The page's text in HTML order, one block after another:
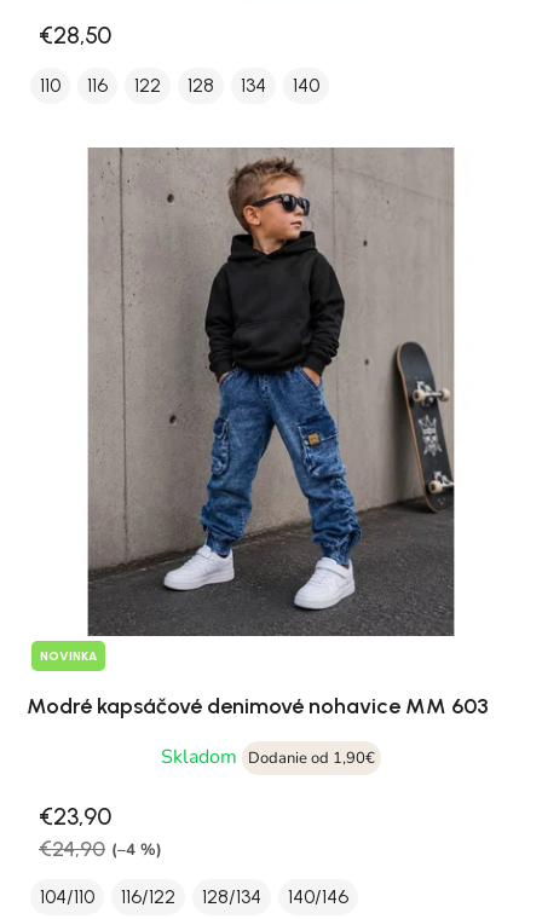
€28,50
110 116 122 128 134 140
NOVINKA
Modré kapsáčové denimové nohavice MM 603
Skladom
Dodanie od 1,90€
€23,90
€24,90 (–4 %)
104/110 116/122 128/134 140/146